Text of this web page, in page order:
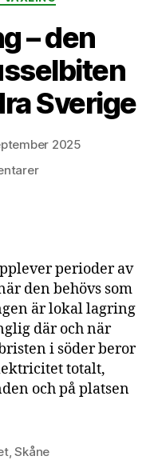
– den
Sverige
2025
till
pusselbiten
för
elbrist
i
södra
Sverige
perioder av
den behövs som
är lokal lagring
där och när
i söder beror
totalt,
och på platsen
,Skåne